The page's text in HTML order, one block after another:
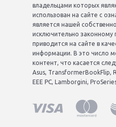
владельцами которых
использован на сайте с
является нашей
исключительно
приводится на сайте в
информации. В это число
контент, что касается
Asus, TransformerBookFlip,
EEE PC, Lamborgini,